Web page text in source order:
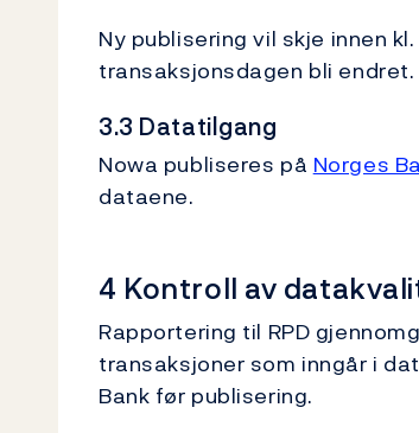
Ny publisering vil skje innen
transaksjonsdagen bli endret.
3.3 Datatilgang
Nowa publiseres på Norges
dataene.
4 Kontroll av
Rapportering til RPD
transaksjoner som inngår i
Bank før publisering.